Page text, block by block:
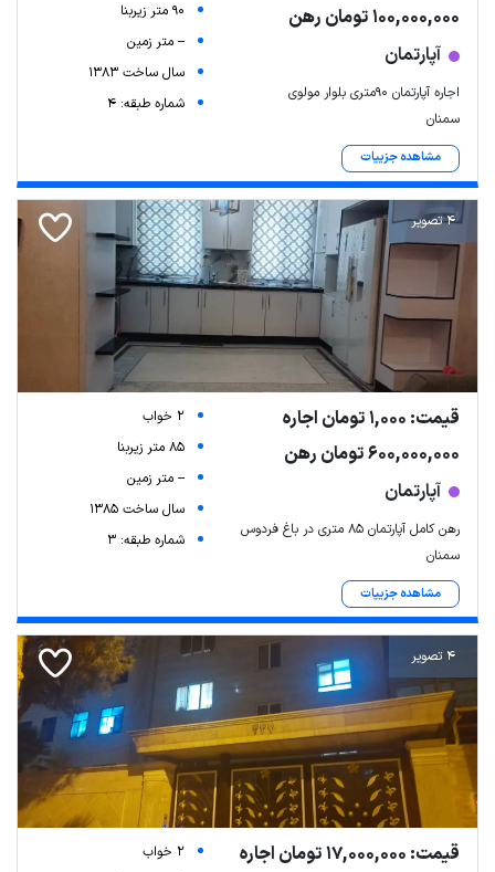
100,000,000 تومان رهن
آپارتمان
اجاره آپارتمان ۹۰متری بلوار مولوی
سمنان
مشاهده جزییات
90 متر زیربنا
-- متر زمین
سال ساخت 1383
شماره طبقه: 4
4 تصویر
قیمت: 1,000 تومان اجاره
600,000,000 تومان رهن
آپارتمان
رهن کامل آپارتمان ۸۵ متری در باغ فردوس
سمنان
مشاهده جزییات
2 خواب
85 متر زیربنا
-- متر زمین
سال ساخت 1385
شماره طبقه: 3
4 تصویر
قیمت: 17,000,000 تومان اجاره
2 خواب